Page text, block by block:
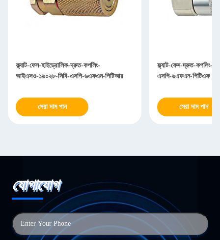
ফ্ল্যাট-ফেস-হাইড্রোলিক-দ্রুত-কপলিং-
আইএসও-১৬০২৮-সিবি-এসপি-৬এফএন-পিটিআর
সেরা দাম পান
ফ্ল্যাট-ফেস-দ্রুত-কপলিং-
এসপি-৬এফএন-পিটিএফ
সেরা দাম পান
যোগাযোগ